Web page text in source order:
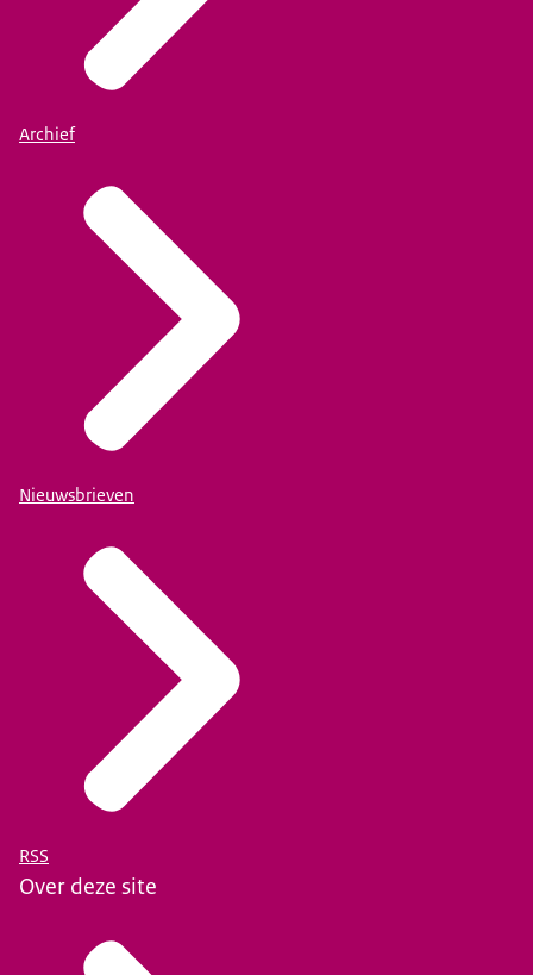
Archief
Nieuwsbrieven
RSS
Over deze site